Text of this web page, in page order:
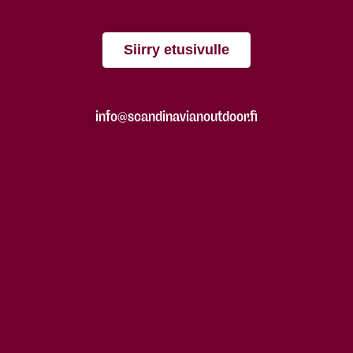
Siirry etusivulle
info@scandinavianoutdoor.fi